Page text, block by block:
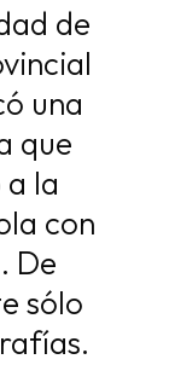
de
una
que
la
con
De
sólo